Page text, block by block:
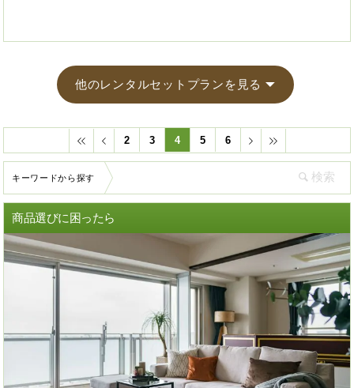
他のレンタルセットプランを見る
2 3 4 5 6
キーワードから探す
商品選びに困ったら